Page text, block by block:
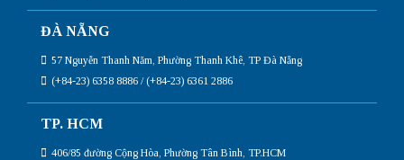
ĐÀ NẴNG
57 Nguyễn Thanh Năm, Phường Thanh Khê, TP Đà Nẵng
(+84-23) 6358 8886 / (+84-23) 6361 2886
TP. HCM
406/85 đường Cộng Hòa, Phường Tân Bình, TP.HCM